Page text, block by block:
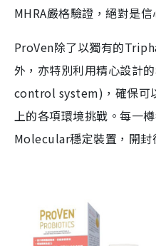
MHRA嚴格驗證，絕對是信
ProVen除了以獨有的
外，亦特別利用精心設計
control system)，確保可
上的各項環境挑戰。每一
Molecular穩定裝置，開封